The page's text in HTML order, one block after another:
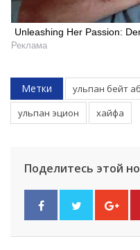
Unleashing Her Passion:
Реклама
Метки ульпан бейт
ульпан эцион
хайфа
Поделитесь этой